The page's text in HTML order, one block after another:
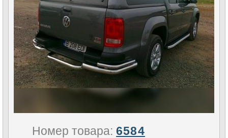
Номер товара:6584